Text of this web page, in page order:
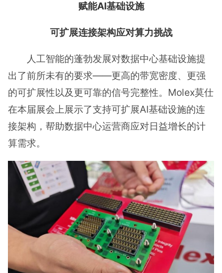
赋能AI基础设施
可扩展连接架构应对算力挑战
人工智能的蓬勃发展对数据中心基础设施提
出了前所未有的要求——更高的带宽密度、更强
的可扩展性以及更可靠的信号完整性。Molex莫仕
在本届展会上展示了支持可扩展AI基础设施的连
接架构，帮助数据中心运营商应对日益增长的计
算需求。